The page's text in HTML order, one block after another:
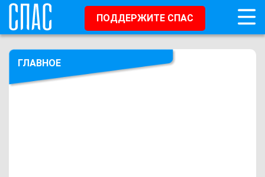
ПОДДЕРЖИТЕ СПАС
ГЛАВНОЕ